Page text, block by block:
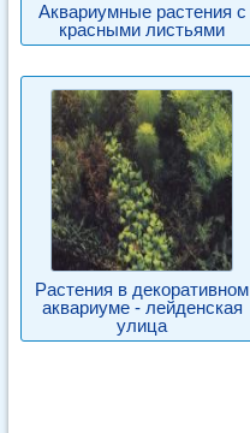
Аквариумные растения с
красными листьями
Растения в декоративном
аквариуме - лейденская
улица